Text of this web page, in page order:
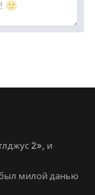
2», и
был милой данью